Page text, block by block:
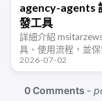
agency-agents
發工具
詳細介紹
具、使用流程，並
2026-07-02